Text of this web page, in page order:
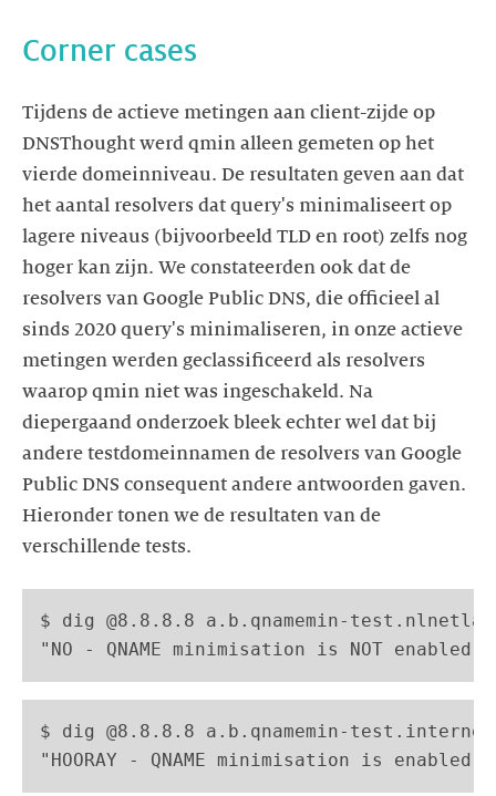
Corner cases
Tijdens de actieve metingen aan client-zijde op
DNSThought werd qmin alleen gemeten op het
vierde domeinniveau. De resultaten geven aan dat
het aantal resolvers dat query's minimaliseert op
lagere niveaus (bijvoorbeeld TLD en root) zelfs nog
hoger kan zijn. We constateerden ook dat de
resolvers van Google Public DNS, die officieel al
sinds 2020 query's minimaliseren, in onze actieve
metingen werden geclassificeerd als resolvers
waarop qmin niet was ingeschakeld. Na
diepergaand onderzoek bleek echter wel dat bij
andere testdomeinnamen de resolvers van Google
Public DNS consequent andere antwoorden gaven.
Hieronder tonen we de resultaten van de
verschillende tests.
$ dig @8.8.8.8 a.b.qnamemin-
$ dig @8.8.8.8 a.b.qnamemin-